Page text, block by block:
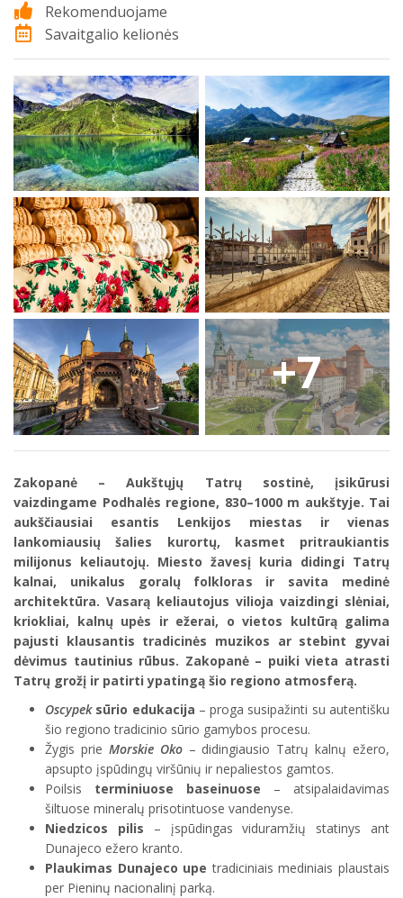
Rekomenduojame
Savaitgalio kelionės
+7
Zakopanė – Aukštųjų Tatrų sostinė, įsikūrusi
vaizdingame Podhalės regione, 830–1000 m aukštyje. Tai
aukščiausiai esantis Lenkijos miestas ir vienas
lankomiausių šalies kurortų, kasmet pritraukiantis
milijonus keliautojų. Miesto žavesį kuria didingi Tatrų
kalnai, unikalus goralų folkloras ir savita medinė
architektūra. Vasarą keliautojus vilioja vaizdingi slėniai,
kriokliai, kalnų upės ir ežerai, o vietos kultūrą galima
pajusti klausantis tradicinės muzikos ar stebint gyvai
dėvimus tautinius rūbus. Zakopanė – puiki vieta atrasti
Tatrų grožį ir patirti ypatingą šio regiono atmosferą.
Oscypeksūrio edukacija – proga susipažinti su autentišku
šio regiono tradicinio sūrio gamybos procesu.
Žygis prie Morskie Oko – didingiausio Tatrų kalnų ežero,
apsupto įspūdingų viršūnių ir nepaliestos gamtos.
Poilsis terminiuose baseinuose – atsipalaidavimas
šiltuose mineralų prisotintuose vandenyse.
Niedzicos pilis – įspūdingas viduramžių statinys ant
Dunajeco ežero kranto.
Plaukimas Dunajeco upetradiciniais mediniais plaustais
per Pieninų nacionalinį parką.